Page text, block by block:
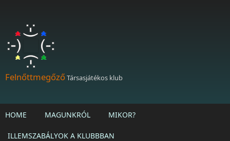
FelnőttmegőzőTársasjátékos klub
HOME MAGUNKRÓL MIKOR?
ILLEMSZABÁLYOK A KLUBBBAN